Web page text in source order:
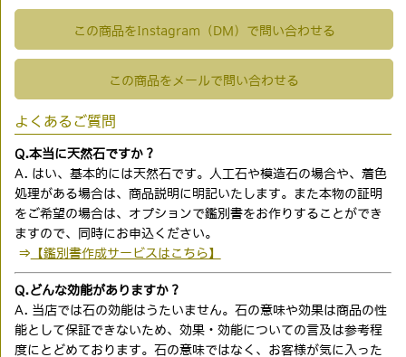
この商品をInstagram（DM）で問い合わせる
この商品をメールで問い合わせる
よくあるご質問
Q.本当に天然石ですか？
A. はい、基本的には天然石です。人工石や模造石の場合や、着色
処理がある場合は、商品説明に明記いたします。また本物の証明
をご希望の場合は、オプションで鑑別書をお作りすることができ
ますので、同時にお申込ください。
⇒ 【鑑別書作成サービスはこちら】
Q.どんな効能がありますか？
A. 当店では石の効能はうたいません。石の意味や効果は商品の性
能として保証できないため、効果・効能についての言及は参考程
度にとどめております。石の意味ではなく、お客様が気に入った